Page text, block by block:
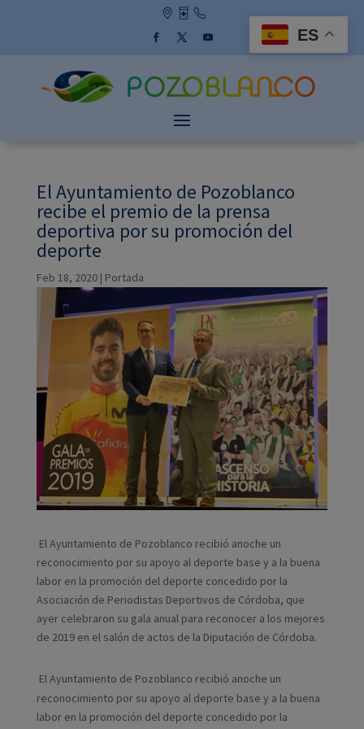
El Ayuntamiento de Pozoblanco
recibe el premio de la prensa
deportiva por su promoción del
deporte
Feb 18, 2020| Portada
El Ayuntamiento de Pozoblanco recibió anoche un
reconocimiento por su apoyo al deporte base y a la buena
labor en la promoción del deporte concedido por la
Asociación de Periodistas Deportivos de Córdoba, que
ayer celebraron su gala anual para reconocer a los mejores
de 2019 en el salón de actos de la Diputación de Córdoba.
El Ayuntamiento de Pozoblanco recibió anoche un
reconocimiento por su apoyo al deporte base y a la buena
labor en la promoción del deporte concedido por la
ES